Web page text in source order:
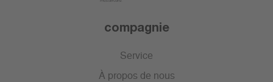
compagnie
Service
À propos de nous